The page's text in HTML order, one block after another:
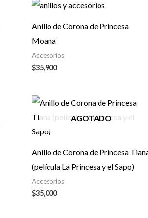
Anillo de Corona de Princesa
Moana
Accesorios
$35,900
AGOTADO
Anillo de Corona de Princesa
(película La Princesa y el Sapo)
Accesorios
$35,000